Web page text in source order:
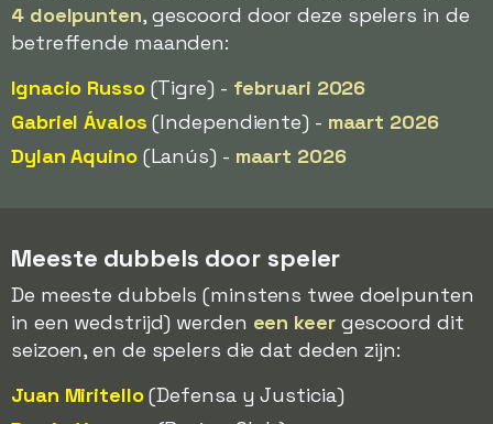
4 doelpunten, gescoord door deze spelers in de
betreffende maanden:
Ignacio Russo(Tigre) - februari 2026
Gabriel Ávalos (Independiente) - maart 2026
Dylan Aquino(Lanús) - maart 2026
Meeste dubbels door speler
De meeste dubbels (minstens twee doelpunten
in een wedstrijd) werden een keergescoord dit
seizoen, en de spelers die dat deden zijn:
Juan Miritello(Defensa y Justicia)